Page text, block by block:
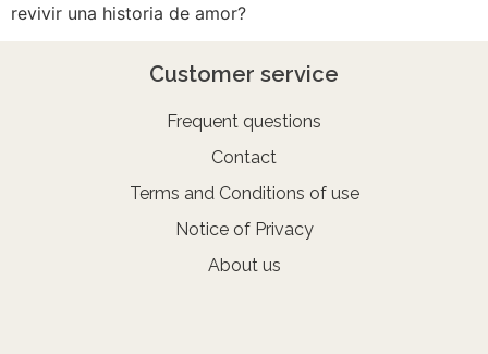
revivir una historia de amor?
Customer service
Frequent questions
Contact
Terms and Conditions of use
Notice of Privacy
About us